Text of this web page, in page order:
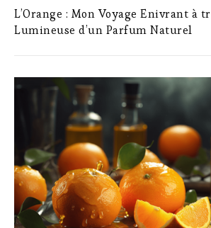
L’Orange : Mon Voyage Enivrant à
Lumineuse d’un Parfum Naturel